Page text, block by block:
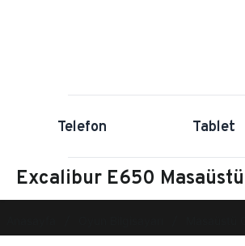
Telefon Tablet
Excalibur E650